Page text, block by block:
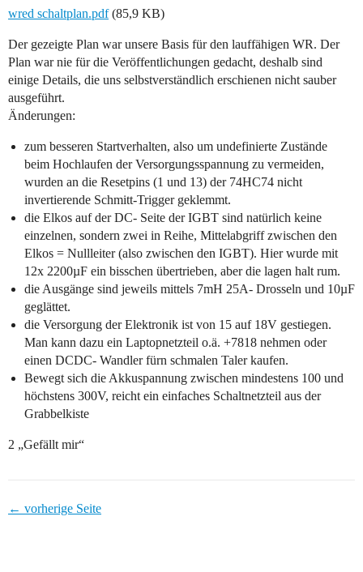
wred schaltplan.pdf(85,9 KB)
Der gezeigte Plan war unsere Basis für den lauffähigen WR. Der
Plan war nie für die Veröffentlichungen gedacht, deshalb sind
einige Details, die uns selbstverständlich erschienen nicht sauber
ausgeführt.
Änderungen:
zum besseren Startverhalten, also um undefinierte Zustände
beim Hochlaufen der Versorgungsspannung zu vermeiden,
wurden an die Resetpins (1 und 13) der 74HC74 nicht
invertierende Schmitt-Trigger geklemmt.
die Elkos auf der DC- Seite der IGBT sind natürlich keine
einzelnen, sondern zwei in Reihe, Mittelabgriff zwischen den
Elkos = Nullleiter (also zwischen den IGBT). Hier wurde mit
12x 2200µF ein bisschen übertrieben, aber die lagen halt rum.
die Ausgänge sind jeweils mittels 7mH 25A- Drosseln und 10µF
geglättet.
die Versorgung der Elektronik ist von 15 auf 18V gestiegen.
Man kann dazu ein Laptopnetzteil o.ä. +7818 nehmen oder
einen DCDC- Wandler fürn schmalen Taler kaufen.
Bewegt sich die Akkuspannung zwischen mindestens 100 und
höchstens 300V, reicht ein einfaches Schaltnetzteil aus der
Grabbelkiste
2 „Gefällt mir“
← vorherige Seite